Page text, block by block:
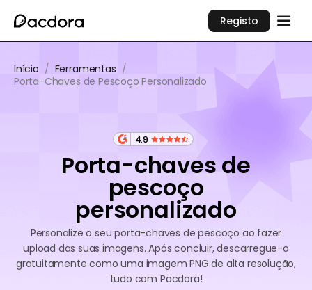
Registo
Início / Ferramentas /
Porta-Chaves de Pescoço Personalizado
4.9
Porta-chaves de
pescoço
personalizado
Personalize o seu porta-chaves de pescoço ao fazer
upload das suas imagens. Após concluir, descarregue-o
gratuitamente como uma imagem PNG de alta resolução,
tudo com Pacdora!